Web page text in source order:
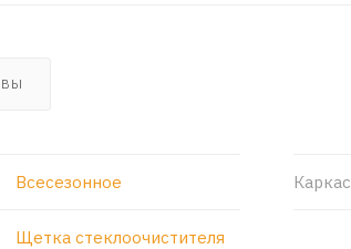
Всесезонное Каркас
Щетка стеклоочистителя